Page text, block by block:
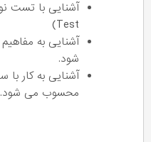
Test)
آشنایی به
شود.
آشنایی به کار
محسوب می شود.